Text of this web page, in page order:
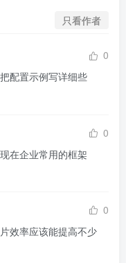
只看作者
0
配置示例写详细些
0
在企业常用的框架
0
效率应该能提高不少